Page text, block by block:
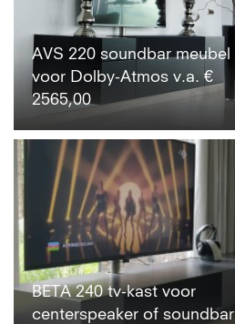
AVS 220 soundbar meubel
voor Dolby-Atmos v.a. €
2565,00
BETA 240 tv-kast voor
centerspeaker of soundbar